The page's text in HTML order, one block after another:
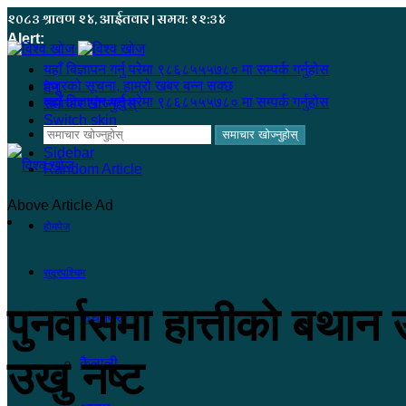
२०८३ श्रावण २४, आईतवार | समय: १२:३४
Alert:
यहाँ बिज्ञापन गर्नु परेमा ९८६८५५५७८० मा सम्पर्क गर्नुहोस
हजुरको सूचना, हाम्रो खबर बन्न सक्छ
यहाँ बिज्ञापन गर्नु परेमा ९८६८५५५७८० मा सम्पर्क गर्नुहोस
समाचार खोज्नुहोस्
Sidebar
Random Article
मेनू
समाचार खोज्नुहोस्
Switch skin
होमपेज
सुदूरपश्चिम
कंचनपुर
कैलाली
Above Article Ad
पुनर्वासमा हात्तीको
उखु नष्ट